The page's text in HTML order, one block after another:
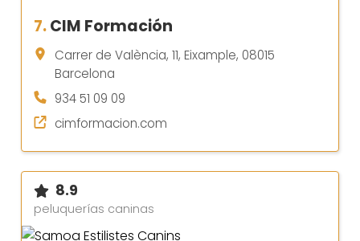
7.CIM Formación
Carrer de València, 11, Eixample, 08015
Barcelona
934 51 09 09
cimformacion.com
8.9
peluquerías caninas